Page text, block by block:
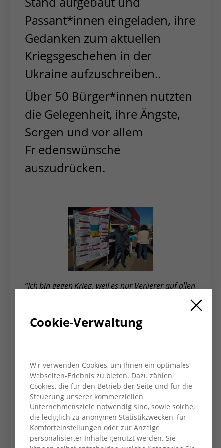
Passant*innen eingeladen, ihre
Gedanken zum aktuellen
Kriegsgeschehen in der
Ukraine aufzuschreiben..
Über 50 Bürger*innen nutzten
die Gelegenheit, ihre Ängste,
Sorgen und vor allem
Friedenswünsche
auszudrücken.
“Ich bin gegen Krieg, weil es nur Verlierer auf allen
den persönlichen Statements wurden
gesammelt und werden demnächst im
Cookie-Verwaltung
Wir verwenden Cookies, um Ihnen ein optimales
Webseiten-Erlebnis zu bieten. Dazu zählen
Cookies, die für den Betrieb der Seite und für die
Steuerung unserer kommerziellen
Unternehmensziele notwendig sind, sowie solche,
die lediglich zu anonymen Statistikzwecken, für
Komforteinstellungen oder zur Anzeige
personalisierter Inhalte genutzt werden. Sie